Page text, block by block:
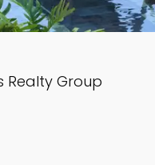
Realty Group